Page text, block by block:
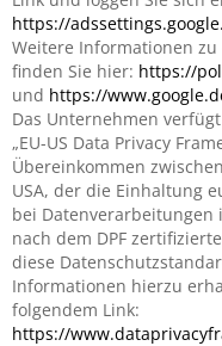
https://
Weitere Informationen zu
finden Sie hier: https://
und https://
Das Unternehmen
„EU-US Data Privacy
Übereinkommen
USA, der die Einhaltung
bei Datenverarbeitungen
nach dem DPF
diese
Informationen hierzu
folgendem Link:
https://